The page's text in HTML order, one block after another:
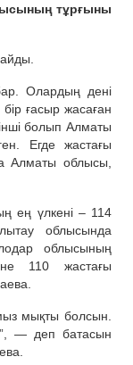
тұрғыны
Олардың дені
ғасыр жасаған
болып Алматы
Егде жастағы
Алматы облысы,
ең үлкені – 114
облысында
облысының
110 жастағы
мықты болсын.
— деп батасын